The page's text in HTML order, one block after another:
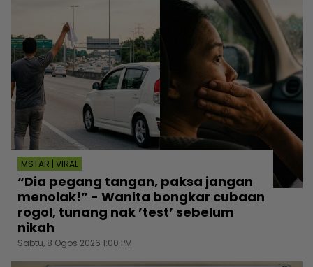
MSTAR | VIRAL
“Dia pegang tangan, paksa jangan
menolak!” - Wanita bongkar cubaan
rogol, tunang nak ’test’ sebelum
nikah
Sabtu, 8 Ogos 2026 1:00 PM